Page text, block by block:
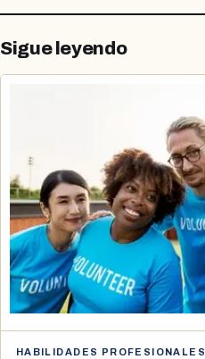
Sigue leyendo
HABILIDADES PROFESIONALES